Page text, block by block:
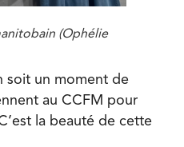
(Ophélie
soit un moment de
au CCFM pour
la beauté de cette